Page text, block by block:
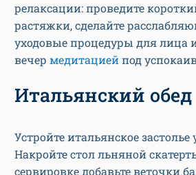
релаксации: проведите
растяжки, сделайте
уходовые процедуры для лица
вечер медитацией под
Итальянский обед
Устройте итальянское застолье
Накройте стол льняной
сервировке добавьте веточки